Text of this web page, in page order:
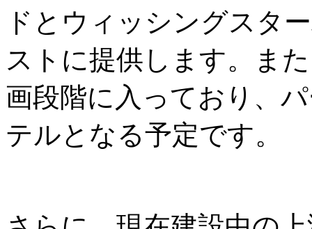
ドとウィッシングスタ
ストに提供します。ま
画段階に入っており、
テルとなる予定です。